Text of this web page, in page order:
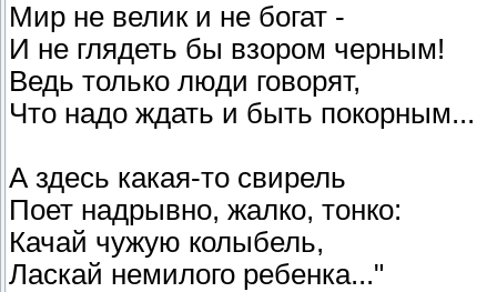
Мир не велик и не богат -
И не глядеть бы взором черным!
Ведь только люди говорят,
Что надо ждать и быть покорным...
А здесь какая-то свирель
Поет надрывно, жалко, тонко:
Качай чужую колыбель,
Ласкай немилого ребенка..."